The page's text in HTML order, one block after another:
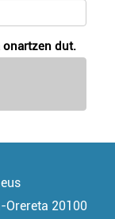
onartzen dut.
Orereta 20100